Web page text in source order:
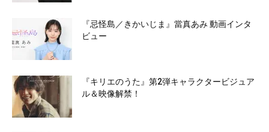
『忌怪島／きかいじま』當真あみ 動画インタ
ビュー
『キリエのうた』第2弾キャラクタービジュア
ル＆映像解禁！